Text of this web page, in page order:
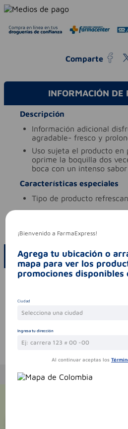
Comparte
INFORMACIÓN DE
Descripción
información adicional
agradable- fresco y
uso sujeta el producto en
oprime la boquilla dos
boca con un intenso
Características especiales
tipo de producto
Aviso legal
ESCRIBE UN
Por favor, inicie sesión para
Sin comentarios.
Te puede interesar
¡Bienvenido a FarmaExpress!
Agrega tu ubicación o
mapa para ver los
promociones disponibles
Ciudad
Selecciona una ciudad
Ingresa tu dirección
Al continuar aceptas los